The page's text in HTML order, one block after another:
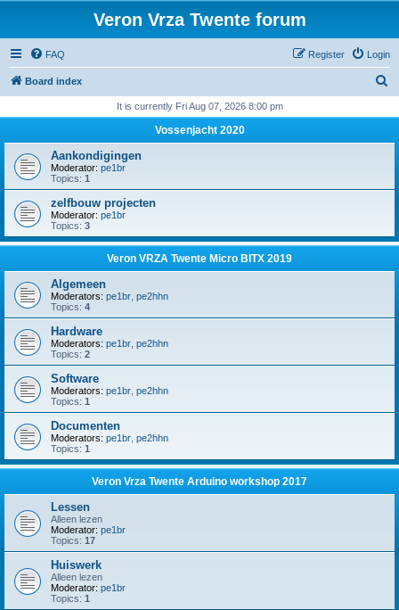
Veron Vrza Twente forum
FAQ Login
Register
Board index
r
h
It is currently Fri Aug 07, 2026 8:00 pm
Vossenjacht 2020
Aankondigingen
Moderator: pe1br
Topics: 1
zelfbouw projecten
Moderator: pe1br
Topics: 3
Veron VRZA Twente Micro BITX 2019
Algemeen
Moderators: pe1br pe2hhn
Topics: 4
Hardware
Moderators: pe1br pe2hhn
Topics: 2
Software
Moderators: pe1br pe2hhn
Topics: 1
Documenten
Moderators: pe1br pe2hhn
Topics: 1
Veron Vrza Twente Arduino workshop 2017
Lessen
Alleen lezen
Moderator: pe1br
Topics: 17
Huiswerk
Alleen lezen
Moderator: pe1br
Topics: 1